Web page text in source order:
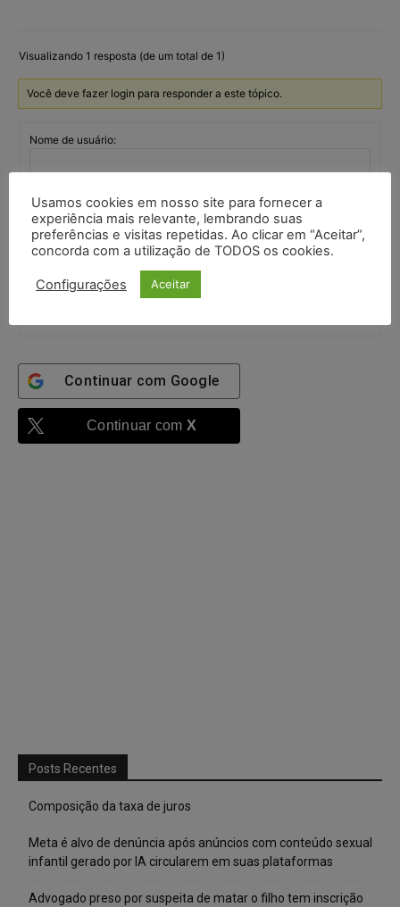
Visualizando 1 resposta (de um total de 1)
Você deve fazer login para responder a este tópico.
Nome de usuário:
Senha:
Mantenha-me
Continuar com Google
Continuar com X
Posts Recentes
Composição da taxa de juros
Meta é alvo de denúncia após anúncios com conteúdo sexual
infantil gerado por IA circularem em suas plataformas
Advogado preso por suspeita de matar o filho tem inscrição
Usamos cookies em nosso site para fornecer a
experiência mais relevante, lembrando suas
preferências e visitas repetidas. Ao clicar em “Aceitar”,
concorda com a utilização de TODOS os cookies.
Configurações Aceitar